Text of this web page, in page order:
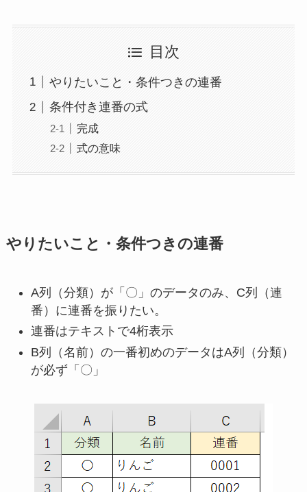
目次
やりたいこと・条件つきの連番
条件付き連番の式
完成
式の意味
やりたいこと・条件つきの連番
A列（分類）が「〇」のデータのみ、C列（連
番）に連番を振りたい。
連番はテキストで4桁表示
B列（名前）の一番初めのデータはA列（分類）
が必ず「〇」